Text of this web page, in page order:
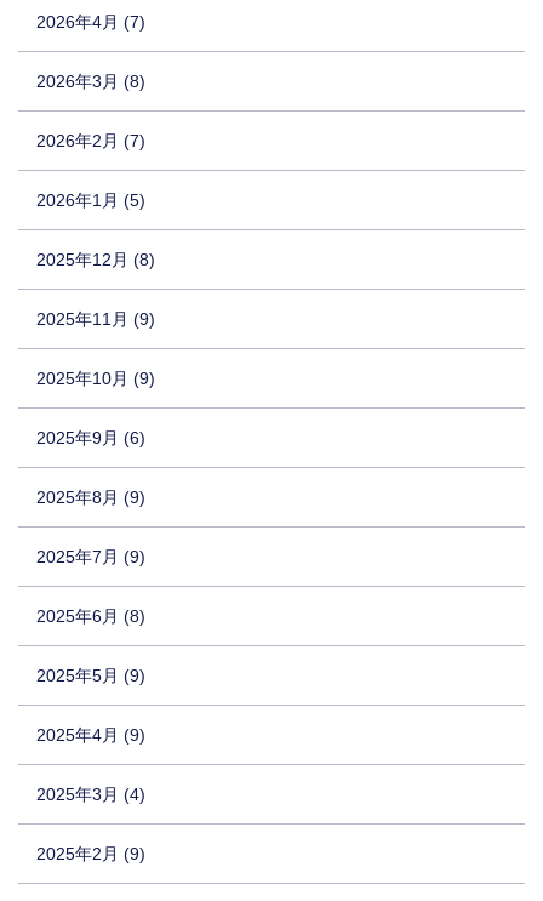
2026年4月 (7)
2026年3月 (8)
2026年2月 (7)
2026年1月 (5)
2025年12月 (8)
2025年11月 (9)
2025年10月 (9)
2025年9月 (6)
2025年8月 (9)
2025年7月 (9)
2025年6月 (8)
2025年5月 (9)
2025年4月 (9)
2025年3月 (4)
2025年2月 (9)